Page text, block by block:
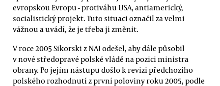
evropskou Evropu - protiváhu USA, antiamerický,
socialistický projekt. Tuto situaci označil za velmi
vážnou a uvádí, že je třeba ji změnit.
V roce 2005 Sikorski z NAI odešel, aby dále působil
v nové středopravé polské vládě na pozici ministra
obrany. Po jejím nástupu došlo k revizi předchozího
polského rozhodnutí z první poloviny roku 2005, podle